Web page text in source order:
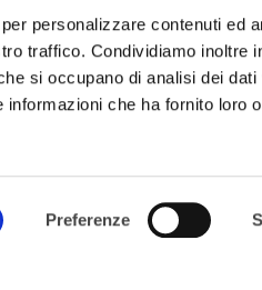
personalizzare contenuti ed
traffico. Condividiamo inoltre
si occupano di analisi dei
informazioni che ha fornito loro
PreferenzeCOSA FACCIAMO